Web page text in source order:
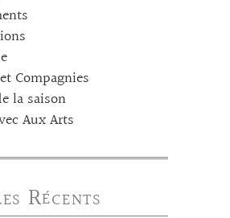
et Compagnies
la saison
Aux Arts
Récents